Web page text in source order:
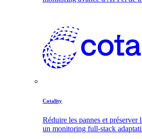
Cotality
Réduire les pannes et préserver
un monitoring full-stack